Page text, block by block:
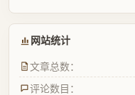
网站统计
文章总数：
评论数目：